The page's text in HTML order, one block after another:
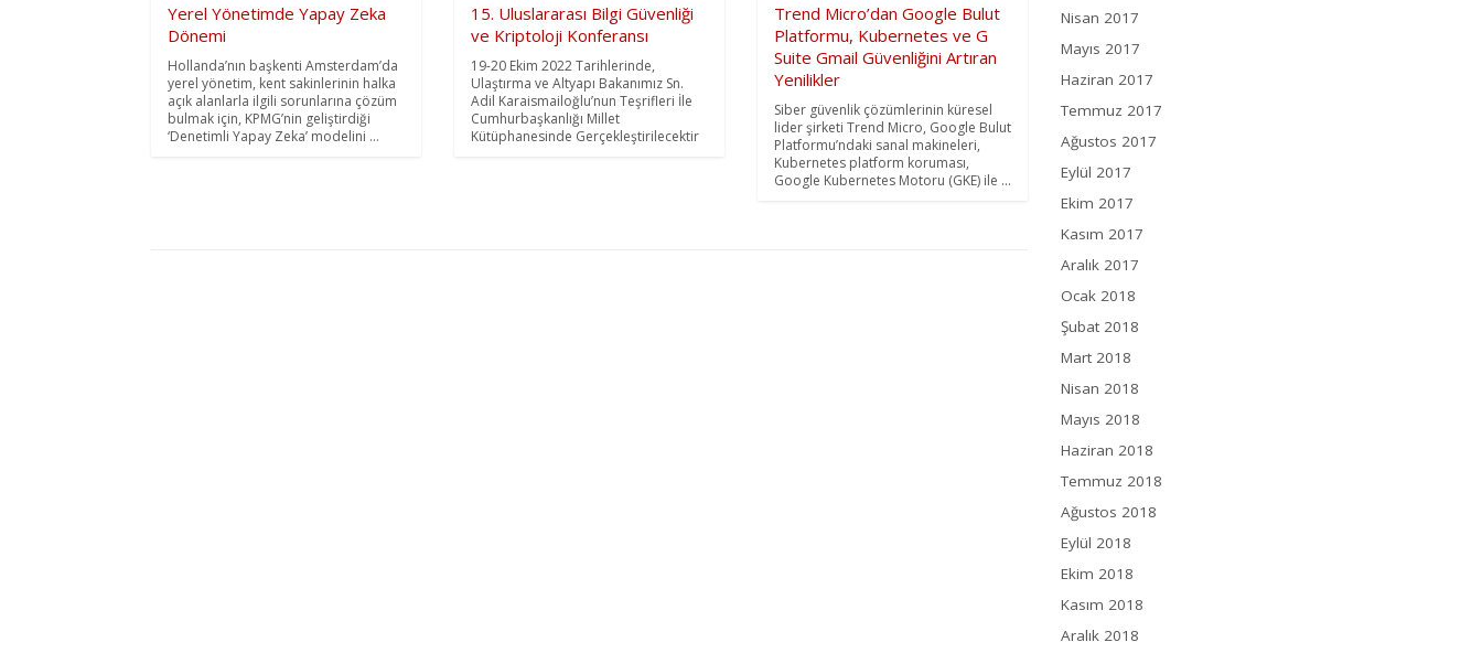
Yerel Yönetimde Yapay Zeka
Dönemi
Hollanda’nın başkenti Amsterdam’da
yerel yönetim, kent sakinlerinin halka
açık alanlarla ilgili sorunlarına çözüm
bulmak için, KPMG’nin geliştirdiği
‘Denetimli Yapay Zeka’ modelini ...
15. Uluslararası Bilgi Güvenliği
ve Kriptoloji Konferansı
19-20 Ekim 2022 Tarihlerinde,
Ulaştırma ve Altyapı Bakanımız Sn.
Adil Karaismailoğlu’nun Teşrifleri İle
Cumhurbaşkanlığı Millet
Kütüphanesinde Gerçekleştirilecektir
Trend Micro’dan Google Bulut
Platformu, Kubernetes ve G
Suite Gmail Güvenliğini Artıran
Yenilikler
Siber güvenlik çözümlerinin küresel
lider şirketi Trend Micro, Google Bulut
Platformu’ndaki sanal makineleri,
Kubernetes platform koruması,
Google Kubernetes Motoru (GKE) ile ...
Nisan 2017
Mayıs 2017
Haziran 2017
Temmuz 2017
Ağustos 2017
Eylül 2017
Ekim 2017
Kasım 2017
Aralık 2017
Ocak 2018
Şubat 2018
Mart 2018
Nisan 2018
Mayıs 2018
Haziran 2018
Temmuz 2018
Ağustos 2018
Eylül 2018
Ekim 2018
Kasım 2018
Aralık 2018